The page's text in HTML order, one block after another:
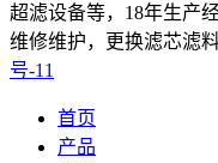
超滤设备等，18年生产
维修维护，更换滤芯滤
号-11
首页
产品